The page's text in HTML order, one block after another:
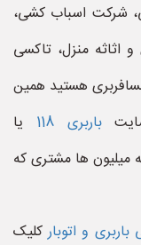
شرکت اسباب کشی،
اثاثه منزل، تاکسی
هستید همین
باربری 118
یا
میلیون ها مشتری که
و اتوبارکلیک